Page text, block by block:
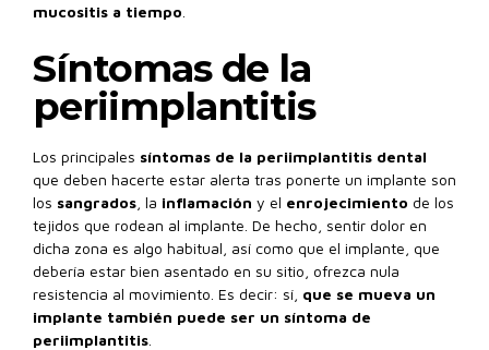
mucositis a tiempo
Síntomas de la
periimplantitis
Los principales síntomas de la periimplantitis dental
que deben hacerte estar alerta tras ponerte un implante son
los sangrados , la inflamación y el enrojecimiento de los
tejidos que rodean al implante. De hecho, sentir dolor en
dicha zona es algo habitual, así como que el implante, que
debería estar bien asentado en su sitio, ofrezca nula
resistencia al movimiento. Es decir: sí, que se mueva un
implante también puede ser un síntoma de
periimplantitis